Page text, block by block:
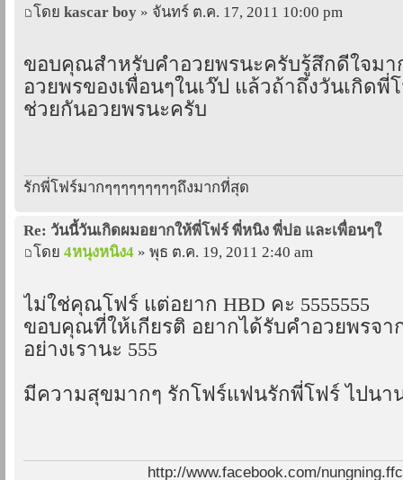
โดย kascar boy » จันทร์ ต.ค. 17, 2011 10:00 pm
ขอบคุณสำหรับคำอวยพรนะครับรู้สึกดีใจมา
อวยพรของเพื่อนๆในเว๊ป แล้วถ้าถึงวันเกิดพี่
ช่วยกันอวยพรนะครับ
รักพี่โฟร์มากๆๆๆๆๆๆๆๆๆถึงมากที่สุด
Re: วันนี้วันเกิดผมอยากให้พี่โฟร์ พี่หนิง พี่ปอ และเพื่อนๆใ
โดย 4หนุงหนิง4 » พุธ ต.ค. 19, 2011 2:40 am
ไม่ใช่คุณโฟร์ แต่อยาก HBD คะ 5555555
ขอบคุณที่ให้เกียรติ อยากได้รับคำอวยพรจา
อย่างเรานะ 555
มีความสุขมากๆ รักโฟร์แฟนรักพี่โฟร์ ไปนา
http://www.facebook.com/nungning.ffc